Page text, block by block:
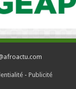
- Publicité